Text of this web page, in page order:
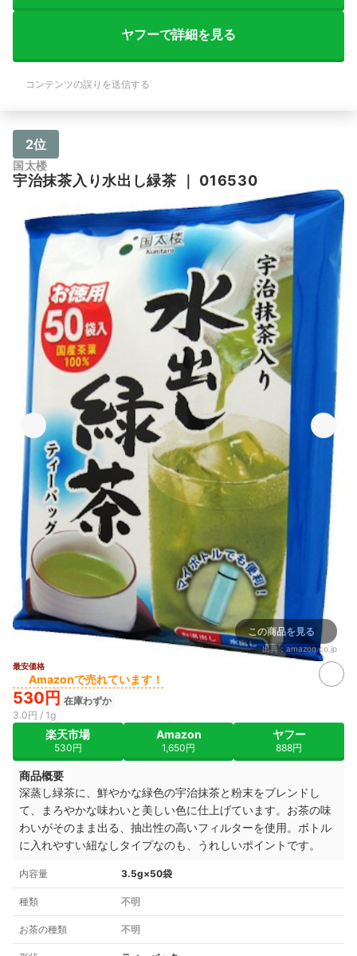
ヤフーで詳細を見る
コンテンツの誤りを送信する
2位
国太楼
宇治抹茶入り水出し緑茶 ｜ 016530
この商品を見る
出典：amazon.co.jp
最安価格
Amazonで売れています！
530円 在庫わずか
3.0円 / 1g
楽天市場
530円
Amazon
1,650円
ヤフー
888円
商品概要
深蒸し緑茶に、鮮やかな緑色の宇治抹茶と粉末をブレンドし
て、まろやかな味わいと美しい色に仕上げています。お茶の味
わいがそのまま出る、抽出性の高いフィルターを使用。ボトル
に入れやすい紐なしタイプなのも、うれしいポイントです。
内容量 3.5g×50袋
種類 不明
お茶の種類 不明